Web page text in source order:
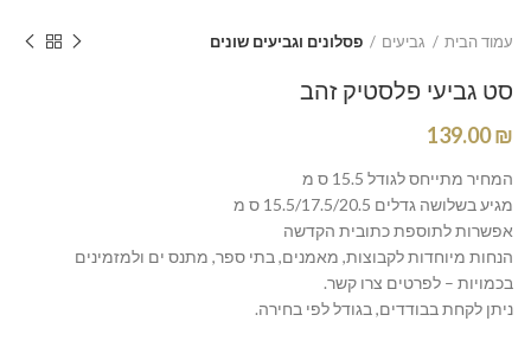
עמוד הבית גביעים פסלונים וגביעים שונים
סט גביעי פלסטיק זהב
139.00₪
המחיר מתייחס לגודל 15.5 ס מ
מגיע בשלושה גדלים 15.5/17.5/20.5 ס מ
אפשרות לתוספת כתובית הקדשה
הנחות מיוחדות לקבוצות, מאמנים, בתי ספר, מתנס ים ולמזמינים
בכמויות – לפרטים צרו קשר.
ניתן לקחת בבודדים, בגודל לפי בחירה.